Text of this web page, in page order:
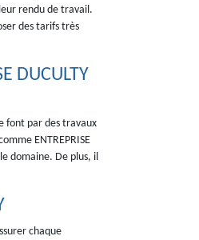
rendu de travail.
des tarifs très
DUCULTY
font par des travaux
ENTREPRISE
le domaine. De plus, il
chaque